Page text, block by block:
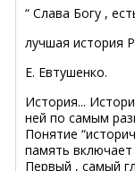
“ Слава Богу ,
лучшая история
Е. Евтушенко.
История...
ней по самым
Понятие
память включает
Первый , самый